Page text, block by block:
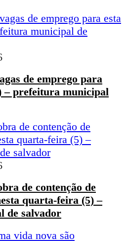
de emprego para
– prefeitura municipal
de contenção de
quarta-feira (5) –
de salvador